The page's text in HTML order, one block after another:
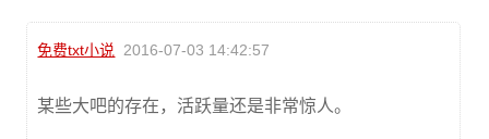
免费txt小说 2016-07-03 14:42:57
某些大吧的存在，活跃量还是非常惊人。